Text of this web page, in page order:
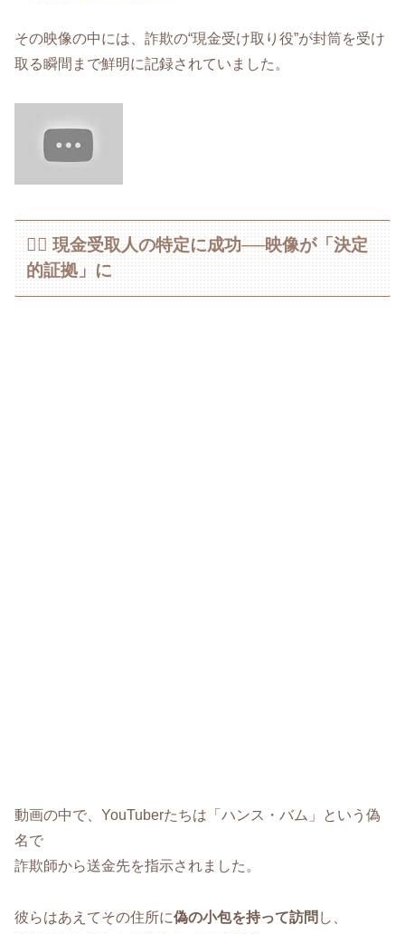
その映像の中には、詐欺の“現金受け取り役”が封筒を受け
取る瞬間まで鮮明に記録されていました。
🕵️‍♂️ 現金受取人の特定に成功──映像が「決定
的証拠」に
動画の中で、YouTuberたちは「ハンス・バム」という偽
名で
詐欺師から送金先を指示されました。
彼らはあえてその住所に偽の小包を持って訪問 し、